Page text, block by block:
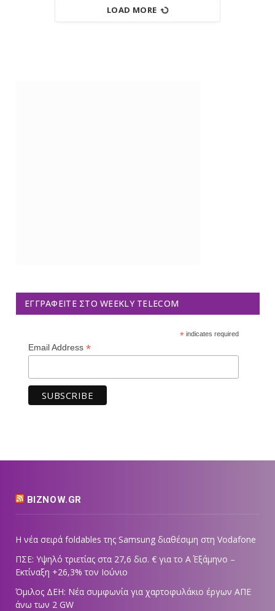
LOAD MORE
ΕΓΓΡΑΦΕΊΤΕ ΣΤΟ WEEKLY TELECOM
*indicates required
Email Address *
BIZNOW.GR
Η νέα σειρά foldables της Samsung διαθέσιμη στη Vodafone
ΠΣΕ: Υψηλό τριετίας στα 27,6 δισ. € για το Α΄ Εξάμηνο –
Εκτίναξη +26,3% τον Ιούνιο
Όμιλος ΔΕΗ: Νέα συμφωνία για χαρτοφυλάκιο έργων ΑΠΕ
άνω των 2 GW